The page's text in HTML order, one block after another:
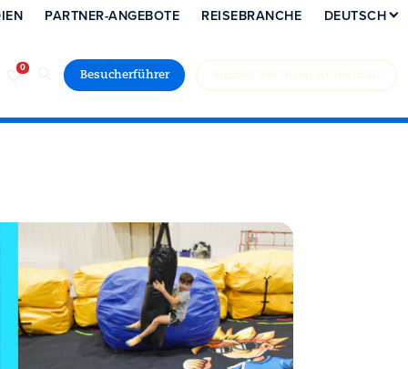
Besucherführer
PARTNER-ANGEBOTE REISEBRANCHE DEUTSCH